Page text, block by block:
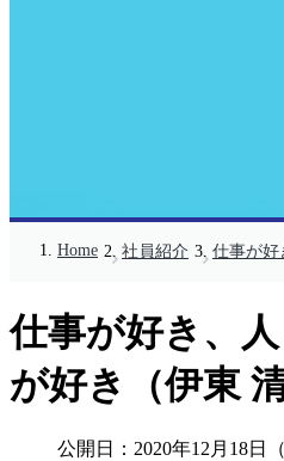
Home 社員紹介 仕事が好
仕事が好き、
が好き（伊東 清
公開日： 2020年12月18日（